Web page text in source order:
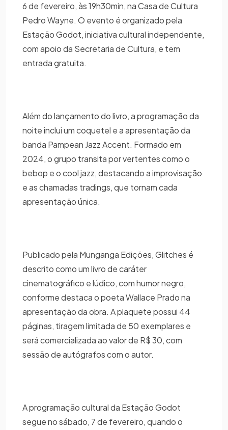
6 de fevereiro, às 19h30min, na Casa de Cultura
Pedro Wayne. O evento é organizado pela
Estação Godot, iniciativa cultural independente,
com apoio da Secretaria de Cultura, e tem
entrada gratuita.
Além do lançamento do livro, a programação da
noite inclui um coquetel e a apresentação da
banda Pampean Jazz Accent. Formado em
2024, o grupo transita por vertentes como o
bebop e o cool jazz, destacando a improvisação
e as chamadas tradings, que tornam cada
apresentação única.
Publicado pela Munganga Edições, Glitches é
descrito como um livro de caráter
cinematográfico e lúdico, com humor negro,
conforme destaca o poeta Wallace Prado na
apresentação da obra. A plaquete possui 44
páginas, tiragem limitada de 50 exemplares e
será comercializada ao valor de R$ 30, com
sessão de autógrafos com o autor.
A programação cultural da Estação Godot
segue no sábado, 7 de fevereiro, quando o